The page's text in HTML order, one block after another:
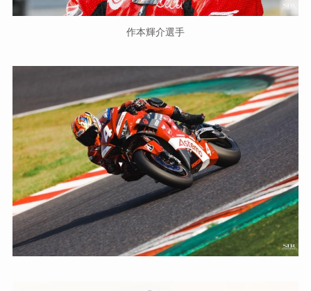
作本輝介選手